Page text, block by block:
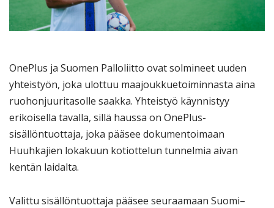
OnePlus ja Suomen Palloliitto ovat solmineet uuden
yhteistyön, joka ulottuu maajoukkuetoiminnasta aina
ruohonjuuritasolle saakka. Yhteistyö käynnistyy
erikoisella tavalla, sillä haussa on OnePlus-
sisällöntuottaja, joka pääsee dokumentoimaan
Huuhkajien lokakuun kotiottelun tunnelmia aivan
kentän laidalta.
Valittu sisällöntuottaja pääsee seuraamaan Suomi–